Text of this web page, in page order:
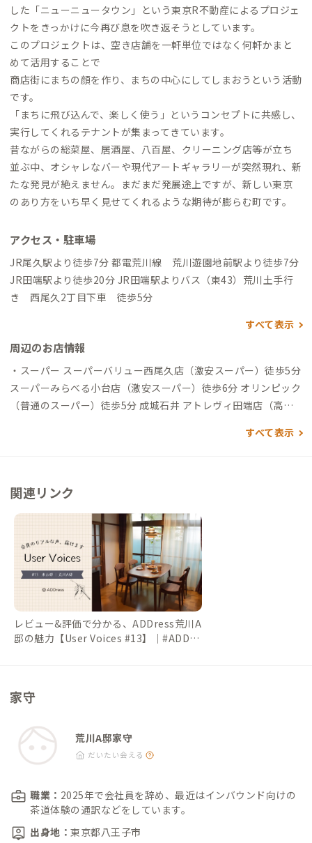
した「ニューニュータウン」という東京R不動産によるプロジェ
クトをきっかけに今再び息を吹き返そうとしています。
このプロジェクトは、空き店舗を一軒単位ではなく何軒かまと
めて活用することで
商店街にまちの顔を作り、まちの中心にしてしまおうという活動
です。
「まちに飛び込んで、楽しく使う」というコンセプトに共感し、
実行してくれるテナントが集まってきています。
昔ながらの総菜屋、居酒屋、八百屋、クリーニング店等が立ち
並ぶ中、オシャレなバーや現代アートギャラリーが突然現れ、新
たな発見が絶えません。まだまだ発展途上ですが、新しい東京
のあり方をいち早く見せてくれるような期待が膨らむ町です。
アクセス・駐車場
JR尾久駅より徒歩7分 都電荒川線 荒川遊園地前駅より徒歩7分
JR田端駅より徒歩20分 JR田端駅よりバス（東43）荒川土手行
き 西尾久2丁目下車 徒歩5分
すべて表示
周辺のお店情報
・スーパー スーパーバリュー西尾久店（激安スーパー）徒歩5分
スーパーみらべる小台店（激安スーパー）徒歩6分 オリンピック
（普通のスーパー）徒歩5分 成城石井 アトレヴィ田端店（高級
ーメン RAMEN SHELTER（徒歩4分） ＊尾久が誇る美味しいラ
ゃれカフェ、パン屋、マクドナルドなど 色々あります！ ・銭湯
かわ遊園（徒歩12分） ＊遊園地 ＊週末はライトアップがきれ
いです！ ＊ヤギ、ふくろう、カピバラ、ポニー、カンガルー、
ミーアキャットなどがいます 尾久図書館（徒歩12分） すごくき
れいな図書館（１Fにひぐらしベーカリーあり） ＊利用登録すれ
ばPC作業可能です ゆいの森（荒川区立図書館）（徒歩40分、さ
くらトラムで13分） ＊登録なしでPC作業可能 夜20時30分ま
で 荒川遊園スポーツハウス（徒歩9分） ・プール、ジムあり、
＊ハローサイクリングポートあり ＊金八先生が歩いた荒川の土
すべて表示
関連リンク
レビュー&評価で分かる、ADDress荒川A
邸の魅力【User Voices #13】｜#ADDre
家守
荒川A邸家守
だいたい会える
職業： 2025年で会社員を辞め、最近はインバウンド向けの
茶道体験の通訳などをしています。
出身地： 東京都八王子市